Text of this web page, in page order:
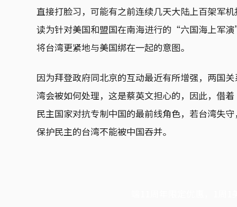
直接打脸习，可能有之前连续几天大陆上百架军
读为针对美国和盟国在南海进行的“六国海上军
将台湾更紧地与美国绑在一起的意图。
因为拜登政府同北京的互动最近有所增强，两国
湾会被如何处理，这是蔡英文担心的，因此，
民主国家对抗专制中国的最前线角色，若台湾失
保护民主的台湾不能被中国吞并。